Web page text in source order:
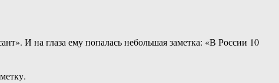
И на глаза ему попалась небольшая заметка: «В России 10